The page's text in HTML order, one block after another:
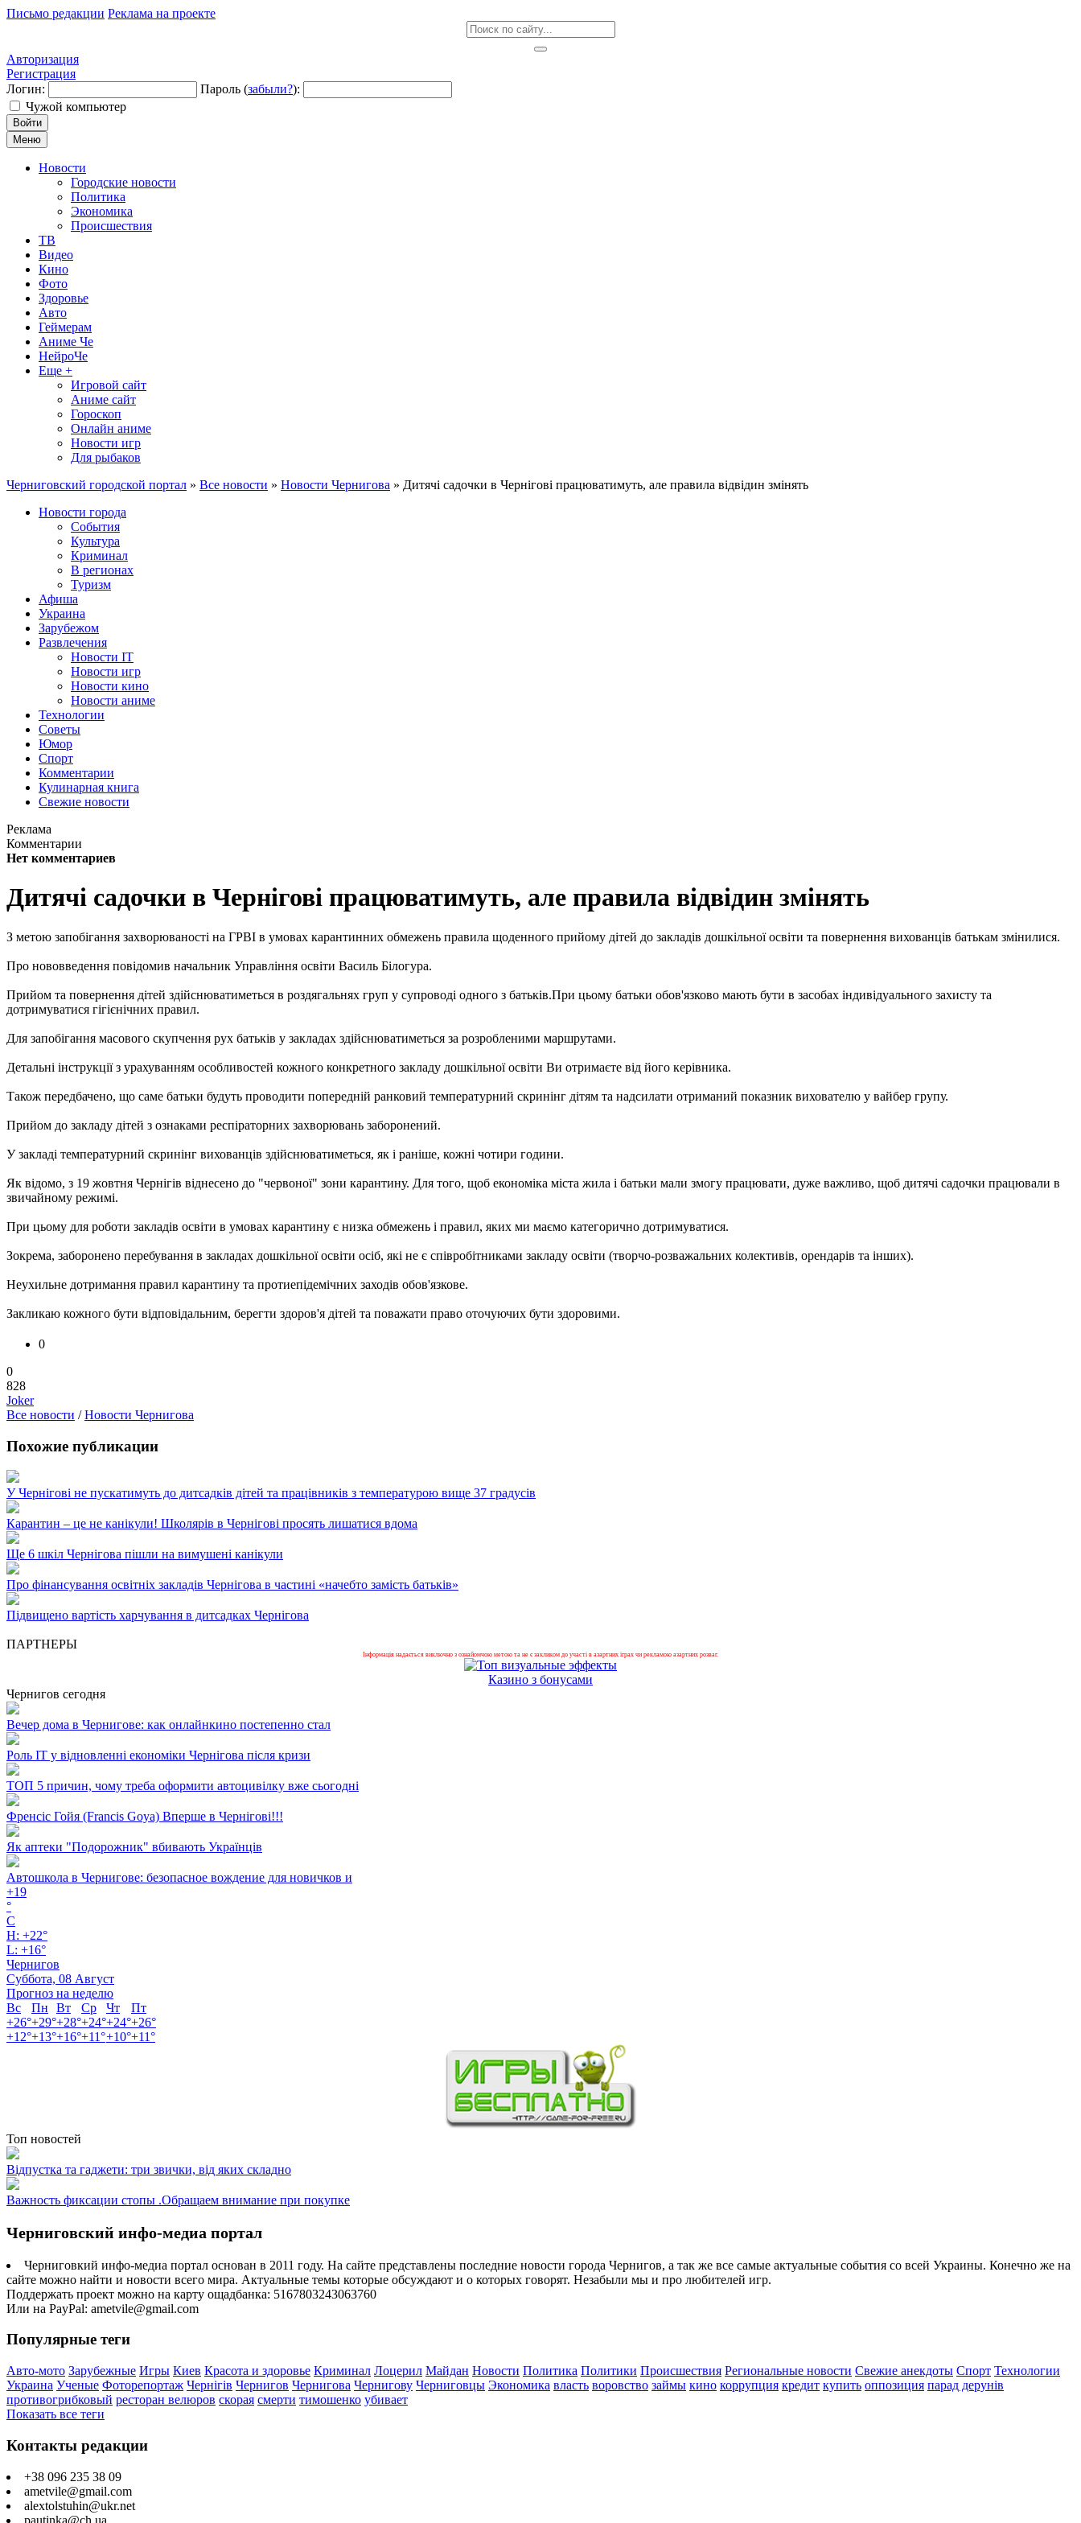
Письмо редакции Реклама на проекте
Авторизация
Регистрация
Логин:
Пароль (забыли?):
Чужой компьютер
Войти
Меню
Новости
Городские новости
Политика
Экономика
Происшествия
ТВ
Видео
Кино
Фото
Здоровье
Авто
Геймерам
Аниме Че
НейроЧе
Еще +
Игровой сайт
Аниме сайт
Гороскоп
Онлайн аниме
Новости игр
Для рыбаков
Черниговский городской портал » Все новости » Новости Чернигова » Дитячі садочки в Чернігові працюватимуть, але правила відвідин змінять
Новости города
События
Культура
Криминал
В регионах
Туризм
Афиша
Украина
Зарубежом
Развлечения
Новости IT
Новости игр
Новости кино
Новости аниме
Технологии
Советы
Юмор
Спорт
Комментарии
Кулинарная книга
Свежие новости
Реклама
Комментарии
Нет комментариев
Дитячі садочки в Чернігові працюватимуть, але правила відвідин змінять
З метою запобігання захворюваності на ГРВІ в умовах карантинних обмежень правила щоденного прийому дітей до закладів дошкільної освіти та повернення вихованців батькам змінилися.
Про нововведення повідомив начальник Управління освіти Василь Білогура.
Прийом та повернення дітей здійснюватиметься в роздягальнях груп у супроводі одного з батьків.При цьому батьки обов'язково мають бути в засобах індивідуального захисту та
дотримуватися гігієнічних правил.
Для запобігання масового скупчення рух батьків у закладах здійснюватиметься за розробленими маршрутами.
Детальні інструкції з урахуванням особливостей кожного конкретного закладу дошкільної освіти Ви отримаєте від його керівника.
Також передбачено, що саме батьки будуть проводити попередній ранковий температурний скринінг дітям та надсилати отриманий показник вихователю у вайбер групу.
Прийом до закладу дітей з ознаками респіраторних захворювань заборонений.
У закладі температурний скринінг вихованців здійснюватиметься, як і раніше, кожні чотири години.
Як відомо, з 19 жовтня Чернігів віднесено до "червоної" зони карантину. Для того, щоб економіка міста жила і батьки мали змогу працювати, дуже важливо, щоб дитячі садочки працювали в
звичайному режимі.
При цьому для роботи закладів освіти в умовах карантину є низка обмежень і правил, яких ми маємо категорично дотримуватися.
Зокрема, заборонено перебування в закладах дошкільної освіти осіб, які не є співробітниками закладу освіти (творчо-розважальних колективів, орендарів та інших).
Неухильне дотримання правил карантину та протиепідемічних заходів обов'язкове.
Закликаю кожного бути відповідальним, берегти здоров'я дітей та поважати право оточуючих бути здоровими.
0
0
828
Joker
Все новости /Новости Чернигова
Похожие публикации
У Чернігові не пускатимуть до дитсадків дітей та працівників з температурою вище 37 градусів
Карантин – це не канікули! Школярів в Чернігові просять лишатися вдома
Ще 6 шкіл Чернігова пішли на вимушені канікули
Про фінансування освітніх закладів Чернігова в частині «начебто замість батьків»
Підвищено вартість харчування в дитсадках Чернігова
ПАРТНЕРЫ
Інформація надається виключно з ознайомчою метою та не є закликом до участі в азартних іграх чи рекламою азартних розваг.
Казино з бонусами
Чернигов сегодня
Вечер дома в Чернигове: как онлайнкино постепенно стал
Роль ІТ у відновленні економіки Чернігова після кризи
ТОП 5 причин, чому треба оформити автоцивілку вже сьогодні
Френсіс Гойя (Francis Goya) Вперше в Чернігові!!!
Як аптеки "Подорожник" вбивають Українців
Автошкола в Чернигове: безопасное вождение для новичков и
+19
°
C
H: +22°
L: +16°
Чернигов
Суббота, 08 Август
Прогноз на неделю
Вс
Пн Вт Ср Чт
Пт
+26°+29°+28°+24°+24°+26°
+12°+13°+16°+11°+10°+11°
Топ новостей
Відпустка та гаджети: три звички, від яких складно
Важность фиксации стопы .Обращаем внимание при покупке
Черниговский инфо-медиа портал
Черниговкий инфо-медиа портал основан в 2011 году. На сайте представлены последние новости города Чернигов, а так же все самые актуальные события со всей Украины. Конечно же на
сайте можно найти и новости всего мира. Актуальные темы которые обсуждают и о которых говорят. Незабыли мы и про любителей игр.
Поддержать проект можно на карту ощадбанка: 5167803243063760
Или на PayPal: ametvile@gmail.com
Популярные теги
Авто-мото Зарубежные Игры Киев Красота и здоровье Криминал Лоцерил Майдан Новости Политика Политики Происшествия Региональные новости Свежие анекдоты Спорт Технологии
Украина Ученые Фоторепортаж Чернігів Чернигов Чернигова Чернигову Черниговцы Экономика власть воровство займы кино коррупция кредит купить оппозиция парад дерунів
противогрибковый ресторан велюров скорая смерти тимошенко убивает
Показать все теги
Контакты редакции
+38 096 235 38 09
ametvile@gmail.com
alextolstuhin@ukr.net
pautinka@ch.ua